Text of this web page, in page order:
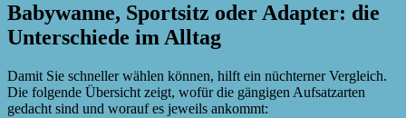
Babywanne, Sportsitz oder Adapter: die
Unterschiede im Alltag
Damit Sie schneller wählen können, hilft ein nüchterner Vergleich.
Die folgende Übersicht zeigt, wofür die gängigen Aufsatzarten
gedacht sind und worauf es jeweils ankommt: